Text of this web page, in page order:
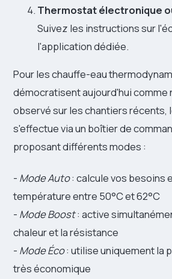
Thermostat électronique
Suivez les instructions sur
l'application dédiée.
Pour les chauffe-eau
démocratisent aujourd'hui comme
observé sur les chantiers récents,
s'effectue via un boîtier de
proposant différents modes :
- Mode Auto: calcule vos besoins
température entre 50°C et 62°C
- Mode Boost: active
chaleur et la résistance
- Mode Éco: utilise uniquement la
très économique